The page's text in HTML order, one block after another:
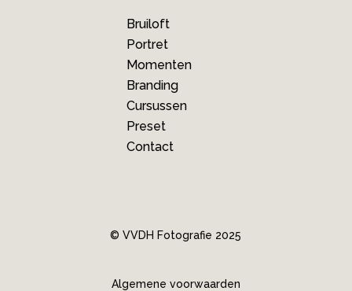
Bruiloft
Portret
Momenten
Branding
Cursussen
Preset
Contact
© VVDH Fotografie 2025
Algemene voorwaarden